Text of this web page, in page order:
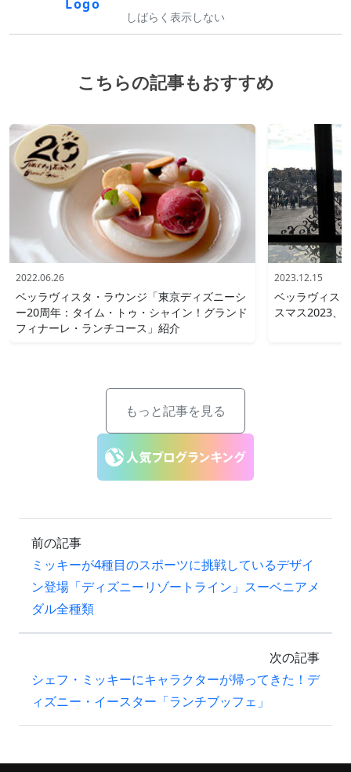
しばらく表示しない
こちらの記事もおすすめ
2022.06.26
ベッラヴィスタ・ラウンジ「東京ディズニーシ
ー20周年：タイム・トゥ・シャイン！グランド
フィナーレ・ランチコース」紹介
2023.12.15
ベッラヴィス
スマス2023、
もっと記事を見る
前の記事
ミッキーが4種目のスポーツに挑戦しているデザイ
ン登場「ディズニーリゾートライン」スーベニアメ
ダル全種類
次の記事
シェフ・ミッキーにキャラクターが帰ってきた！デ
ィズニー・イースター「ランチブッフェ」